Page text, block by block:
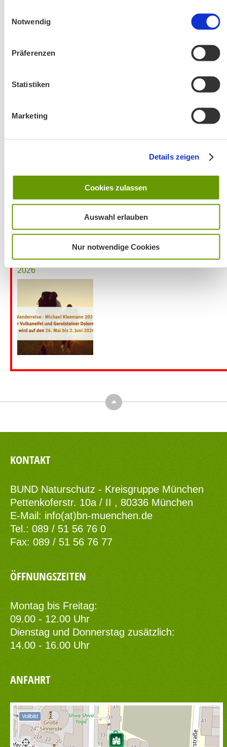
Notwendig
Präferenzen
Statistiken
Marketing
Details zeigen
Cookies zulassen
Auswahl erlauben
Nur notwendige Cookies
Café Pauli / Das Bergpanorama rund um Aschau
Aktuelles zu den Wanderreisen von Michael Kleemann
2026
Top
KONTAKT
BUND Naturschutz - Kreisgruppe München
Pettenkoferstr. 10a / II , 80336 München
E-Mail: info(at)bn-muenchen.de
Tel.: 089 / 51 56 76 0
Fax: 089 / 51 56 76 77
ÖFFNUNGSZEITEN
Montag bis Freitag:
09.00 - 12.00 Uhr
Dienstag und Donnerstag zusätzlich:
14.00 - 16.00 Uhr
ANFAHRT
Vollbild